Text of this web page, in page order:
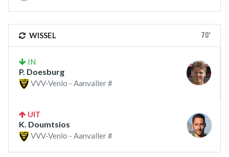
WISSEL 70'
IN
P. Doesburg
VVV-Venlo - Aanvaller #
UIT
K. Doumtsios
VVV-Venlo - Aanvaller #